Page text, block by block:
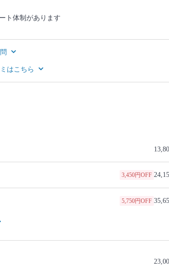
ト体制があります
はこちら
3,450円OFF
5,750円OFF